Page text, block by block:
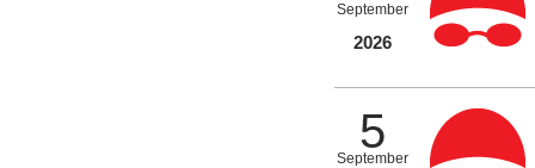
September
2026
5
September